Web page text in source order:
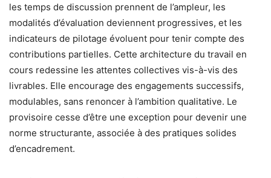
les temps de discussion prennent de l’ampleur, les
modalités d’évaluation deviennent progressives, et les
indicateurs de pilotage évoluent pour tenir compte des
contributions partielles. Cette architecture du travail en
cours redessine les attentes collectives vis-à-vis des
livrables. Elle encourage des engagements successifs,
modulables, sans renoncer à l’ambition qualitative. Le
provisoire cesse d’être une exception pour devenir une
norme structurante, associée à des pratiques solides
d’encadrement.